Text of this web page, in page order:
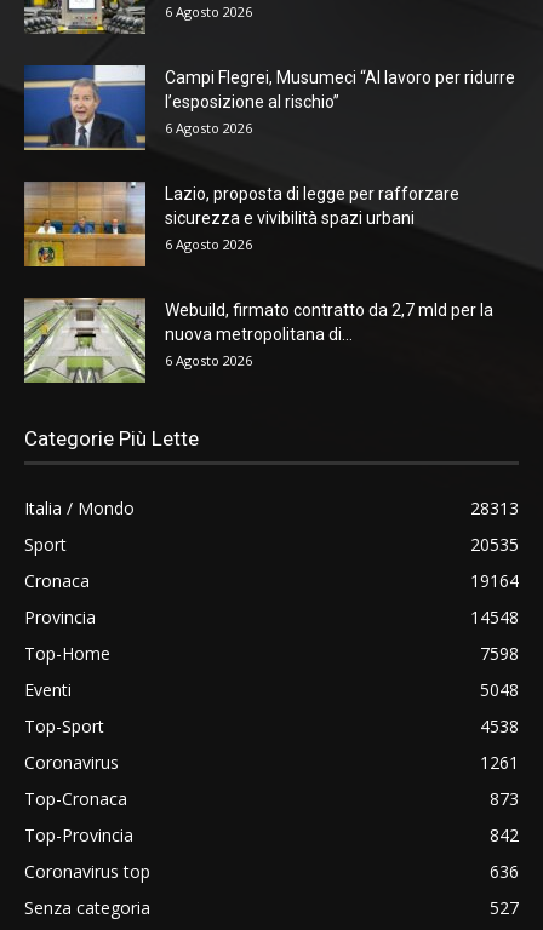
6 Agosto 2026
Campi Flegrei, Musumeci “Al lavoro per ridurre
l’esposizione al rischio”
6 Agosto 2026
Lazio, proposta di legge per rafforzare
sicurezza e vivibilità spazi urbani
6 Agosto 2026
Webuild, firmato contratto da 2,7 mld per la
nuova metropolitana di...
6 Agosto 2026
Categorie Più Lette
Italia / Mondo
28313
Sport
20535
Cronaca
19164
Provincia
14548
Top-Home
7598
Eventi
5048
Top-Sport
4538
Coronavirus
1261
Top-Cronaca
873
Top-Provincia
842
Coronavirus top
636
Senza categoria
527